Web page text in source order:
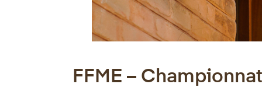
FFME –